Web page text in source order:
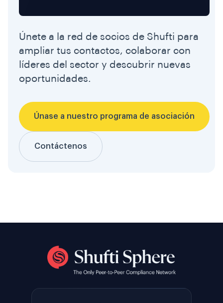
Únete a la red de socios de Shufti para
ampliar tus contactos, colaborar con
líderes del sector y descubrir nuevas
oportunidades.
Únase a nuestro programa de asociación
Contáctenos